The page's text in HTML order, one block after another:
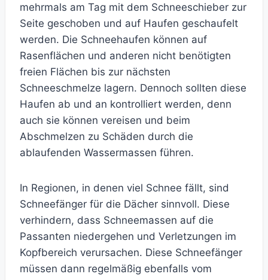
mehrmals am Tag mit dem Schneeschieber zur
Seite geschoben und auf Haufen geschaufelt
werden. Die Schneehaufen können auf
Rasenflächen und anderen nicht benötigten
freien Flächen bis zur nächsten
Schneeschmelze lagern. Dennoch sollten diese
Haufen ab und an kontrolliert werden, denn
auch sie können vereisen und beim
Abschmelzen zu Schäden durch die
ablaufenden Wassermassen führen.
In Regionen, in denen viel Schnee fällt, sind
Schneefänger für die Dächer sinnvoll. Diese
verhindern, dass Schneemassen auf die
Passanten niedergehen und Verletzungen im
Kopfbereich verursachen. Diese Schneefänger
müssen dann regelmäßig ebenfalls vom